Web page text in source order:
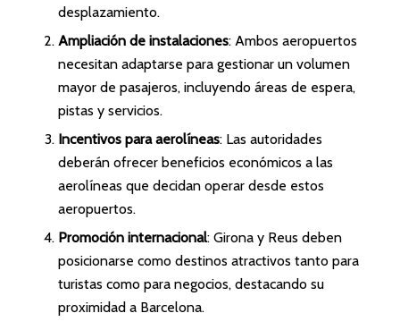
desplazamiento.
Ampliación de instalaciones: Ambos aeropuertos
necesitan adaptarse para gestionar un volumen
mayor de pasajeros, incluyendo áreas de espera,
pistas y servicios.
Incentivos para aerolíneas: Las autoridades
deberán ofrecer beneficios económicos a las
aerolíneas que decidan operar desde estos
aeropuertos.
Promoción internacional: Girona y Reus deben
posicionarse como destinos atractivos tanto para
turistas como para negocios, destacando su
proximidad a Barcelona.